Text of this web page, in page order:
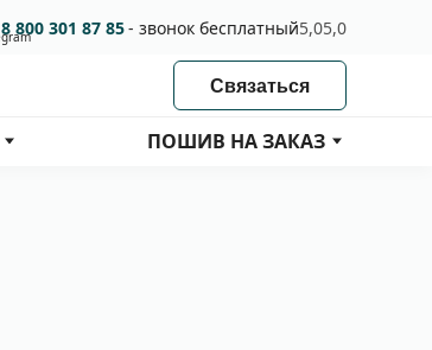
8 800 301 87 85- звонок бесплатный5,05,0
Связаться
ПОШИВ НА ЗАКАЗ